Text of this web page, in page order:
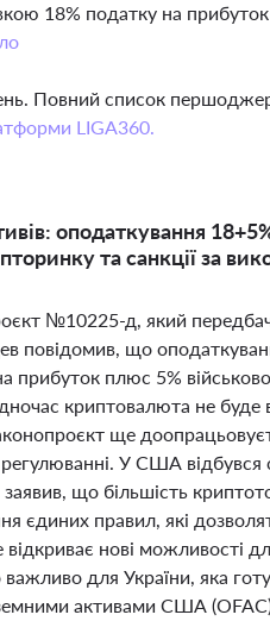
18% податку на прибуток
Повний список
LIGA360.
оподаткування
та санкції за
№10225-д, який
повідомив, що
прибуток плюс 5%
криптовалюта не
ще
У США відбувся
що більшість
єдиних правил, які
нові можливості
для України, яка
активами США